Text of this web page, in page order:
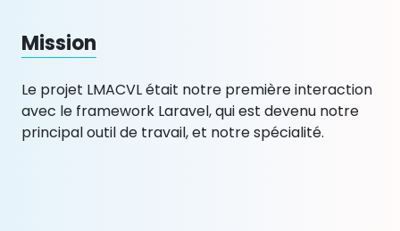
Mission
Le projet LMACVL était notre première interaction
avec le framework Laravel, qui est devenu notre
principal outil de travail, et notre spécialité.